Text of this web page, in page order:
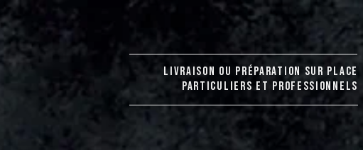
LIVRAISON OU PRÉPARATION SUR PLACE
PARTICULIERS ET PROFESSIONNELS